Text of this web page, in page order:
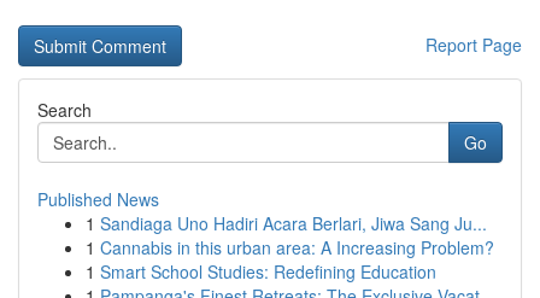
Report Page
Search
Go
Published News
1 Sandiaga Uno Hadiri Acara Berlari, Jiwa Sang Ju...
1 Cannabis in this urban area: A Increasing Problem?
1 Smart School Studies: Redefining Education